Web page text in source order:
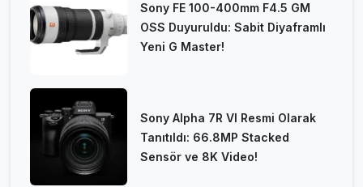
Sony FE 100-400mm F4.5 GM
OSS Duyuruldu: Sabit Diyaframlı
Yeni G Master!
Sony Alpha 7R VI Resmi Olarak
Tanıtıldı: 66.8MP Stacked
Sensör ve 8K Video!